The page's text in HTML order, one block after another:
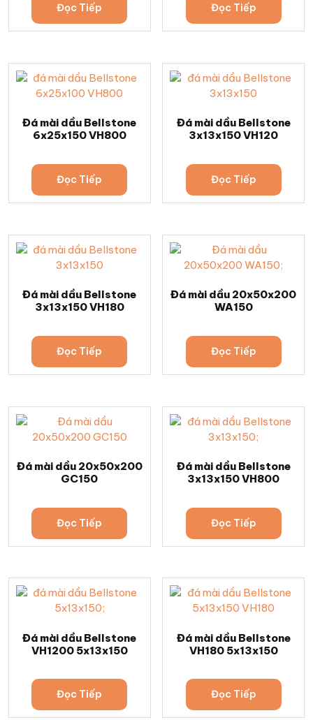
Đọc Tiếp Đọc Tiếp
Đá mài dầu Bellstone
6x25x150 VH800
Đọc Tiếp
Đá mài dầu Bellstone
3x13x150 VH120
Đọc Tiếp
Đá mài dầu Bellstone
3x13x150 VH180
Đọc Tiếp
Đá mài dầu 20x50x200
WA150
Đọc Tiếp
Đá mài dầu 20x50x200
GC150
Đọc Tiếp
Đá mài dầu Bellstone
3x13x150 VH800
Đọc Tiếp
Đá mài dầu Bellstone
VH1200 5x13x150
Đọc Tiếp
Đá mài dầu Bellstone
VH180 5x13x150
Đọc Tiếp